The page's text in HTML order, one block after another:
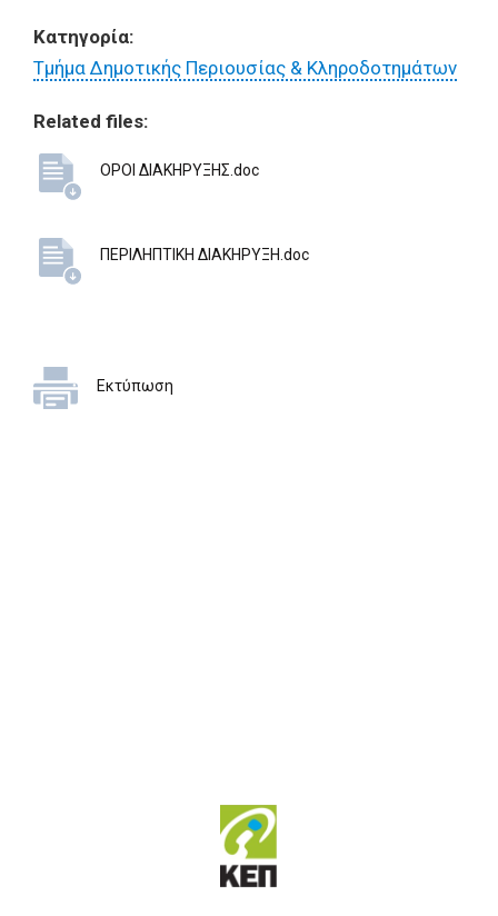
Κατηγορία:
Τμήμα Δημοτικής Περιουσίας & Κληροδοτημάτων
Related files:
ΟΡΟΙ ΔΙΑΚΗΡΥΞΗΣ.doc
ΠΕΡΙΛΗΠΤΙΚΗ ΔΙΑΚΗΡΥΞΗ.doc
Εκτύπωση